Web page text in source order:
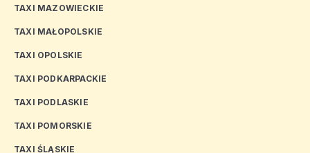
TAXI MAZOWIECKIE
TAXI MAŁOPOLSKIE
TAXI OPOLSKIE
TAXI PODKARPACKIE
TAXI PODLASKIE
TAXI POMORSKIE
TAXI ŚLĄSKIE